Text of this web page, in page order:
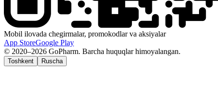
Mobil ilovada chegirmalar, promokodlar va aksiyalar
App StoreGoogle Play
© 2020–2026 GoPharm. Barcha huquqlar himoyalangan.
Toshkent Ruscha